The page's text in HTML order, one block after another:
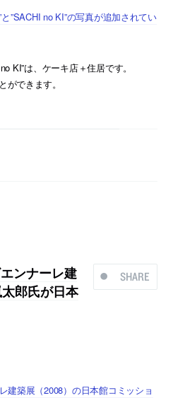
”SACHI no KI”の写真が追加されてい
KI”は、ケーキ店＋住居です。
できます。
SHARE
ンナーレ建
郎氏が日本
建築展（2008）の日本館コミッショ